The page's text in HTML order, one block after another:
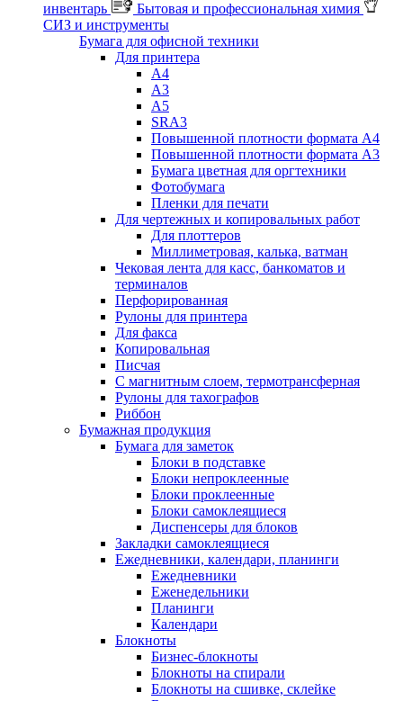
инвентарь
Бытовая и профессиональная химия
СИЗ и инструменты
Бумага для офисной техники
Для принтера
А4
А3
А5
SRA3
Повышенной плотности формата А4
Повышенной плотности формата А3
Бумага цветная для оргтехники
Фотобумага
Пленки для печати
Для чертежных и копировальных работ
Для плоттеров
Миллиметровая, калька, ватман
Чековая лента для касс, банкоматов и
терминалов
Перфорированная
Рулоны для принтера
Для факса
Копировальная
Писчая
С магнитным слоем, термотрансферная
Рулоны для тахографов
Риббон
Бумажная продукция
Бумага для заметок
Блоки в подставке
Блоки непроклеенные
Блоки проклеенные
Блоки самоклеящиеся
Диспенсеры для блоков
Закладки самоклеящиеся
Ежедневники, календари, планинги
Ежедневники
Еженедельники
Планинги
Календари
Блокноты
Бизнес-блокноты
Блокноты на спирали
Блокноты на сшивке, склейке